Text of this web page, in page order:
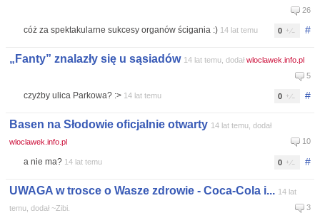
26
#
0
cóż za spektakularne sukcesy organów ścigania :) 14 lat temu
„Fanty” znalazły się u sąsiadów 14 lat temu, dodał wloclawek.info.pl
5
#
0
czyżby ulica Parkowa? :> 14 lat temu
Basen na Słodowie oficjalnie otwarty 14 lat temu, dodał
wloclawek.info.pl
10
#
0
a nie ma? 14 lat temu
UWAGA w trosce o Wasze zdrowie - Coca-Cola i... 14 lat
temu, dodał ~Zibi.
3